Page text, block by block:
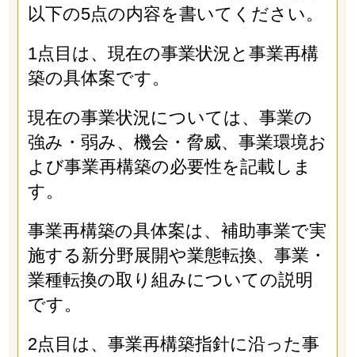
以下の5点の内容を書いてください。
1点目は、現在の事業状況と事業再構
築の具体案です。
現在の事業状況については、事業の
強み・弱み、機会・脅威、事業環境お
よび事業再構築の必要性を記載しま
す。
事業再構築の具体案は、補助事業で実
施する新分野展開や業態転換、事業・
業種転換の取り組みについての説明
です。
2点目は、事業再構築指針に沿った事